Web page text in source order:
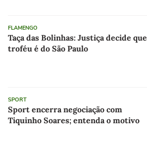
FLAMENGO
Taça das Bolinhas: Justiça decide que
troféu é do São Paulo
SPORT
Sport encerra negociação com
Tiquinho Soares; entenda o motivo